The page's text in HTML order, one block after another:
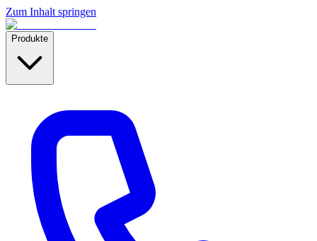
Zum Inhalt springen
Produkte